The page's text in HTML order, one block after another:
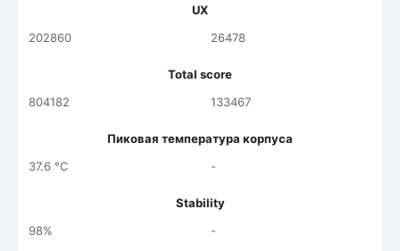
UX
202860
26478
Total score
804182
133467
Пиковая температура корпуса
37.6 °C
-
Stability
98%
-